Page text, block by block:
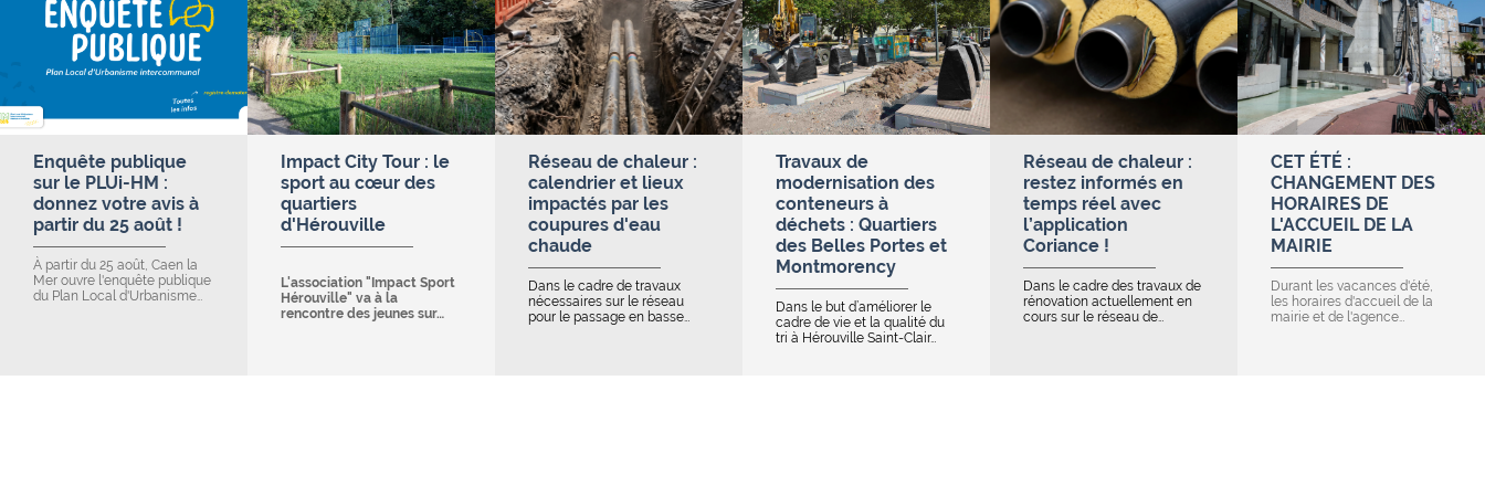
Enquête publique
sur le PLUi-HM :
donnez votre avis à
partir du 25 août !
À partir du 25 août, Caen la
Mer ouvre l'enquête publique
du Plan Local d'Urbanisme…
Impact City Tour : le
sport au cœur des
quartiers
d'Hérouville
L'association "Impact Sport
Hérouville" va à la
rencontre des jeunes sur…
Réseau de chaleur :
calendrier et lieux
impactés par les
coupures d'eau
chaude
Dans le cadre de travaux
nécessaires sur le réseau
pour le passage en basse…
Travaux de
modernisation des
conteneurs à
déchets : Quartiers
des Belles Portes et
Montmorency
Dans le but d’améliorer le
cadre de vie et la qualité du
tri à Hérouville Saint-Clair…
Réseau de chaleur :
restez informés en
temps réel avec
l’application
Coriance !
Dans le cadre des travaux de
rénovation actuellement en
cours sur le réseau de…
CET ÉTÉ :
CHANGEMENT DES
HORAIRES DE
L'ACCUEIL DE LA
MAIRIE
Durant les vacances d'été,
les horaires d'accueil de la
mairie et de l'agence…